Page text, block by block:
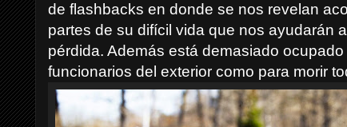
de flashbacks en donde se nos revelan
partes de su difícil vida que nos ayudarán
pérdida. Además está demasiado
funcionarios del exterior como para morir